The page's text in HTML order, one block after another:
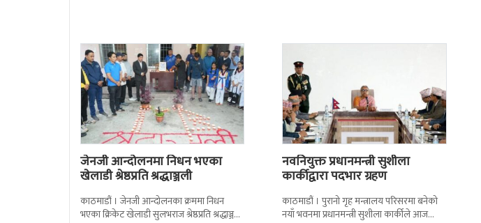
जेनजी आन्दोलनमा निधन भएका
खेलाडी श्रेष्ठप्रति श्रद्धाञ्जली
काठमाडौं । जेनजी आन्दोलनका क्रममा निधन
भएका क्रिकेट खेलाडी सुलभराज श्रेष्ठप्रति श्रद्धाञ्जली
नवनियुक्त प्रधानमन्त्री सुशीला
कार्कीद्वारा पदभार ग्रहण
काठमाडौं । पुरानो गृह मन्त्रालय परिसरमा बनेको
नयाँ भवनमा प्रधानमन्त्री सुशीला कार्कीले आज